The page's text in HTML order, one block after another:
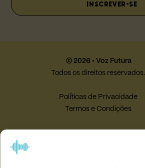
INSCREVER-SE
© 2026 • Voz Futura
Todos os direitos reservados.
Políticas de Privacidade
Termos e Condições